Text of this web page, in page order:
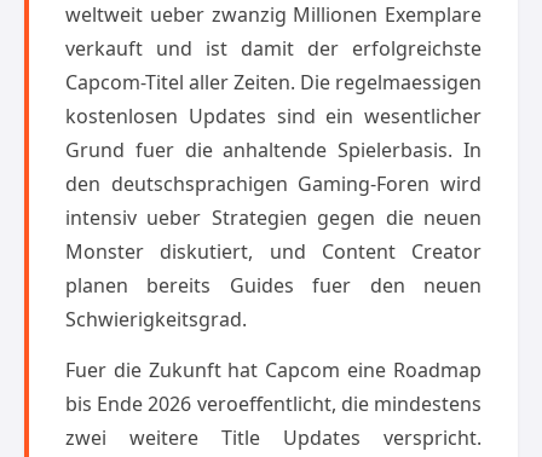
weltweit ueber zwanzig Millionen Exemplare
verkauft und ist damit der erfolgreichste
Capcom-Titel aller Zeiten. Die regelmaessigen
kostenlosen Updates sind ein wesentlicher
Grund fuer die anhaltende Spielerbasis. In
den deutschsprachigen Gaming-Foren wird
intensiv ueber Strategien gegen die neuen
Monster diskutiert, und Content Creator
planen bereits Guides fuer den neuen
Schwierigkeitsgrad.
Fuer die Zukunft hat Capcom eine Roadmap
bis Ende 2026 veroeffentlicht, die mindestens
zwei weitere Title Updates verspricht.